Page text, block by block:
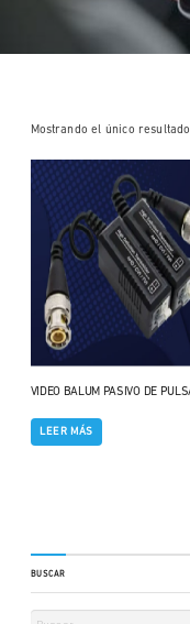
Mostrando el único resultado
VIDEO BALUM PASIVO DE
LEER MÁS
BUSCAR